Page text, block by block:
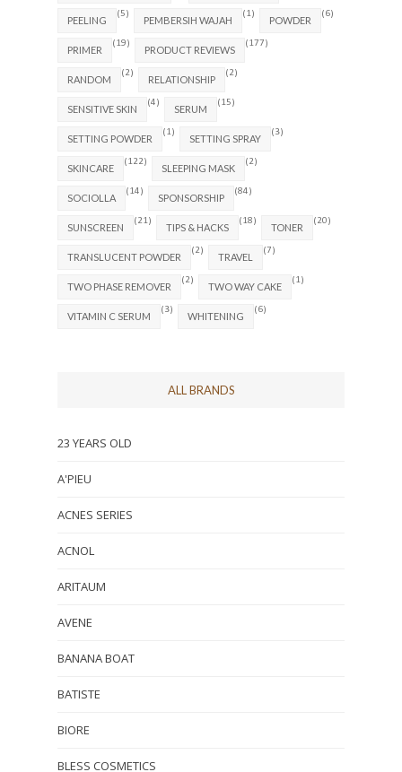
PEELING
(5)
PEMBERSIH WAJAH
(1)
POWDER
(6)
PRIMER
(19)
PRODUCT REVIEWS
(177)
RANDOM
(2)
RELATIONSHIP
(2)
SENSITIVE SKIN
(4)
SERUM
(15)
SETTING POWDER
(1)
SETTING SPRAY
(3)
SKINCARE
(122)
SLEEPING MASK
(2)
SOCIOLLA
(14)
SPONSORSHIP
(84)
SUNSCREEN
(21)
TIPS & HACKS
(18)
TONER
(20)
TRANSLUCENT POWDER
(2)
TRAVEL
(7)
TWO PHASE REMOVER
(2)
TWO WAY CAKE
(1)
VITAMIN C SERUM
(3)
WHITENING
(6)
ALL BRANDS
23 YEARS OLD
A'PIEU
ACNES SERIES
ACNOL
ARITAUM
AVENE
BANANA BOAT
BATISTE
BIORE
BLESS COSMETICS